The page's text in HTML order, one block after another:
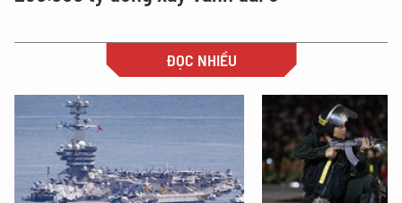
ĐỌC NHIỀU